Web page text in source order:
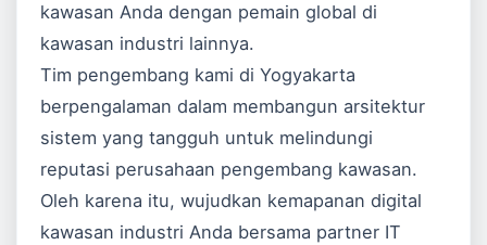
kawasan Anda dengan pemain global di
kawasan industri lainnya.
Tim pengembang kami di Yogyakarta
berpengalaman dalam membangun arsitektur
sistem yang tangguh untuk melindungi
reputasi perusahaan pengembang kawasan.
Oleh karena itu, wujudkan kemapanan digital
kawasan industri Anda bersama partner IT